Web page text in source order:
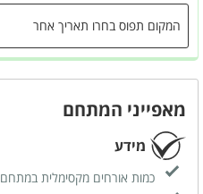
המקום תפוס בחרו תאריך אחר
מאפייני המתחם
מידע
כמות אורחים מקסימלית במתחם 25